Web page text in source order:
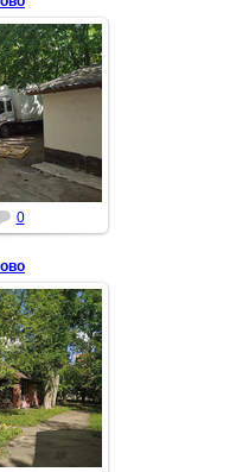
были
забором, но
Что раньше
этой
М...
0
Непонятно,
2021 год.